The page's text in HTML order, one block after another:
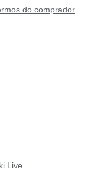
do comprador
Live